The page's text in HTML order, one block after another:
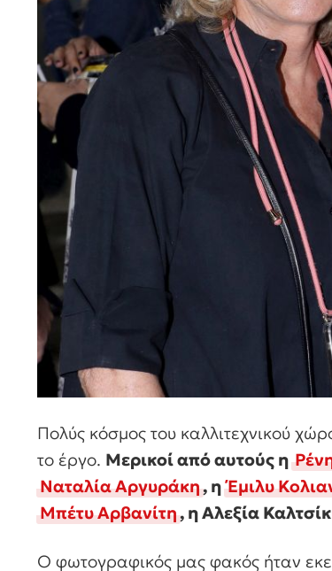
Πολύς κόσμος του καλλιτεχνικού
το έργο. Μερικοί από αυτούς η
Ναταλία Αργυράκη, ηΈμιλυ
Μπέτυ Αρβανίτη, η Αλεξία
Ο φωτογραφικός μας φακός ήταν